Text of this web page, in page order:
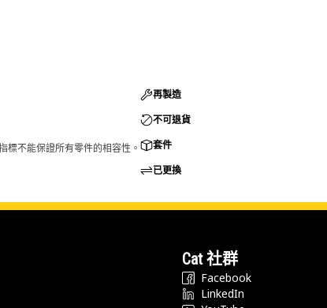
標不能保證所有零件的相容性。
再製造
不可退貨
套件
已更換
Cat 社群
Facebook
LinkedIn